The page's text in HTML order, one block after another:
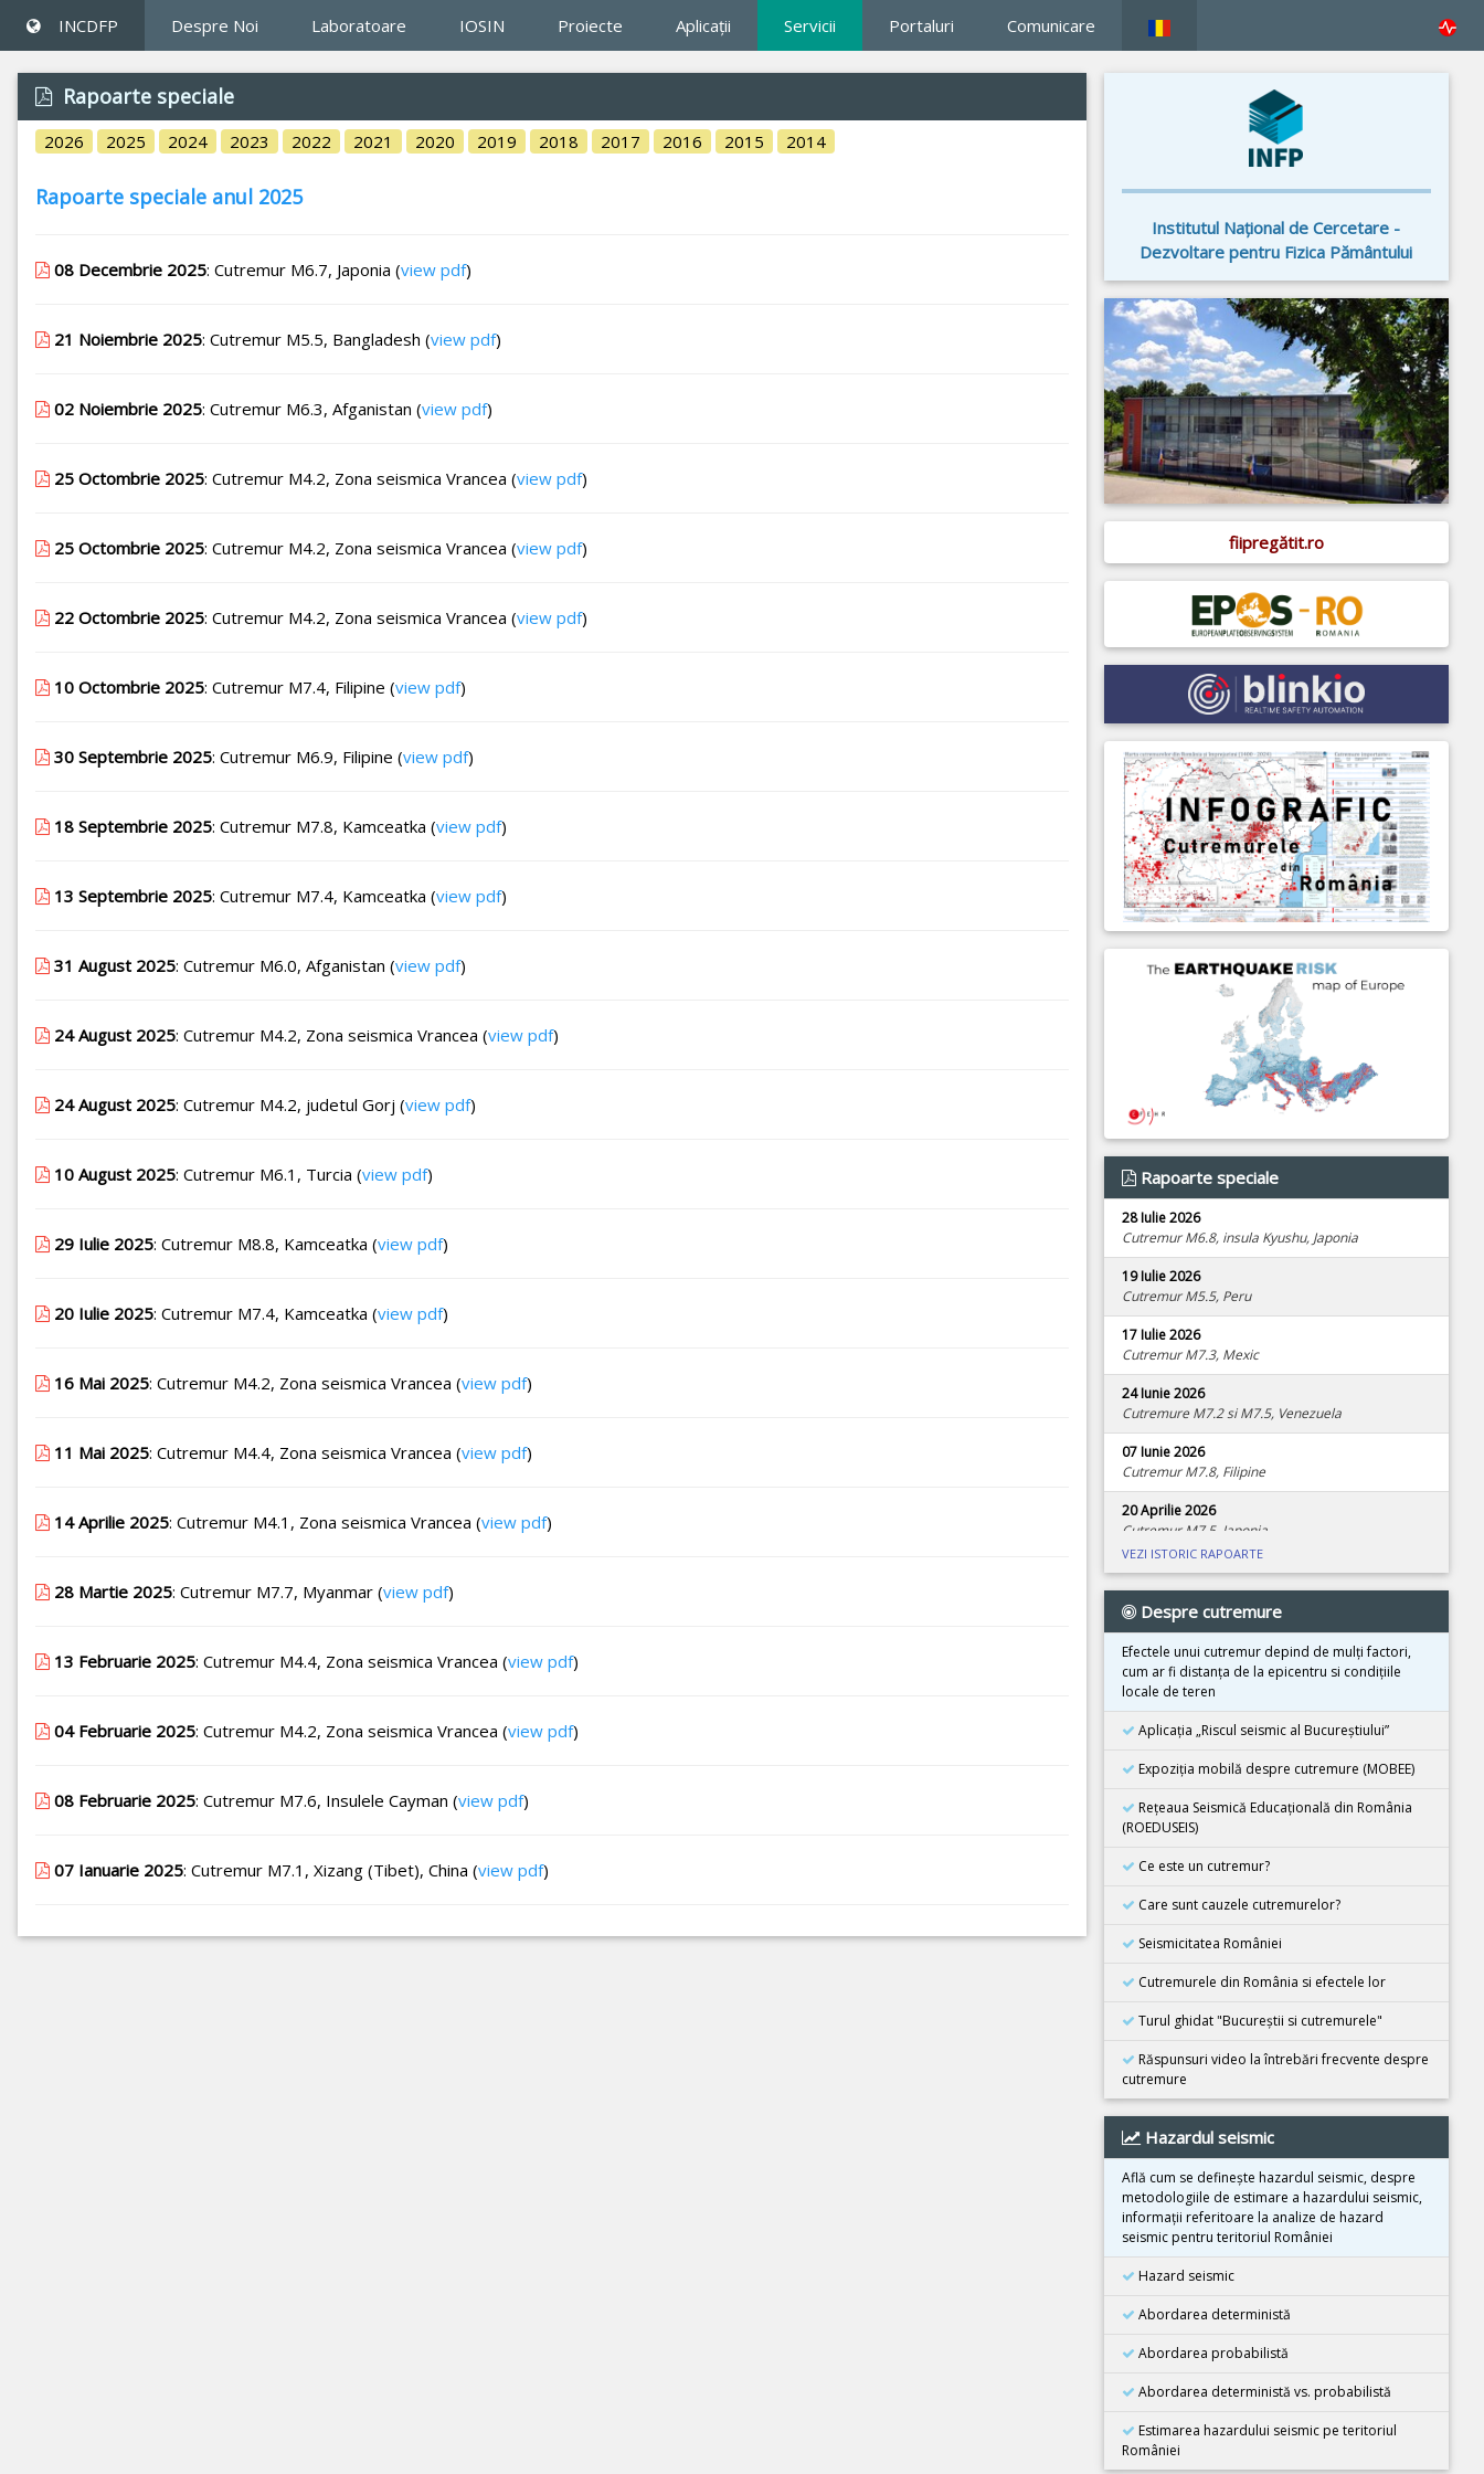
INCDFP Despre Noi Laboratoare IOSIN Proiecte Aplicaţii Servicii Portaluri Comunicare
Rapoarte speciale
2026 2025 2024 2023 2022 2021 2020 2019 2018 2017 2016 2015 2014
Rapoarte speciale anul 2025
08 Decembrie 2025: Cutremur M6.7, Japonia (view pdf)
21 Noiembrie 2025: Cutremur M5.5, Bangladesh (view pdf)
02 Noiembrie 2025: Cutremur M6.3, Afganistan (view pdf)
25 Octombrie 2025: Cutremur M4.2, Zona seismica Vrancea (view pdf)
25 Octombrie 2025: Cutremur M4.2, Zona seismica Vrancea (view pdf)
22 Octombrie 2025: Cutremur M4.2, Zona seismica Vrancea (view pdf)
10 Octombrie 2025: Cutremur M7.4, Filipine (view pdf)
30 Septembrie 2025: Cutremur M6.9, Filipine (view pdf)
18 Septembrie 2025: Cutremur M7.8, Kamceatka (view pdf)
13 Septembrie 2025: Cutremur M7.4, Kamceatka (view pdf)
31 August 2025: Cutremur M6.0, Afganistan (view pdf)
24 August 2025: Cutremur M4.2, Zona seismica Vrancea (view pdf)
24 August 2025: Cutremur M4.2, judetul Gorj (view pdf)
10 August 2025: Cutremur M6.1, Turcia (view pdf)
29 Iulie 2025: Cutremur M8.8, Kamceatka (view pdf)
20 Iulie 2025: Cutremur M7.4, Kamceatka (view pdf)
16 Mai 2025: Cutremur M4.2, Zona seismica Vrancea (view pdf)
11 Mai 2025: Cutremur M4.4, Zona seismica Vrancea (view pdf)
14 Aprilie 2025: Cutremur M4.1, Zona seismica Vrancea (view pdf)
28 Martie 2025: Cutremur M7.7, Myanmar (view pdf)
13 Februarie 2025: Cutremur M4.4, Zona seismica Vrancea (view pdf)
04 Februarie 2025: Cutremur M4.2, Zona seismica Vrancea (view pdf)
08 Februarie 2025: Cutremur M7.6, Insulele Cayman (view pdf)
07 Ianuarie 2025: Cutremur M7.1, Xizang (Tibet), China (view pdf)
Institutul Naţional de Cercetare -
Dezvoltare pentru Fizica Pământului
fiipregătit.ro
Rapoarte speciale
28 Iulie 2026
Cutremur M6.8, insula Kyushu, Japonia
19 Iulie 2026
Cutremur M5.5, Peru
17 Iulie 2026
Cutremur M7.3, Mexic
24 Iunie 2026
Cutremure M7.2 si M7.5, Venezuela
07 Iunie 2026
Cutremur M7.8, Filipine
20 Aprilie 2026
Cutremur M7.5, Japonia
08 Aprilie 2026
Cutremur M4.0, Zona seismica Vrancea
01 Aprilie 2026
Cutremur M7.4, Marea Molucca, Indonezia
30 Martie 2026
24 Martie 2026
Cutremur M7.5, Tonga
26 Februarie 2026
Cutremur M4.5, Zona seismica Vrancea
08 Decembrie 2025
Cutremur M5.5, Bangladesh
02 Noiembrie 2025
Cutremur M4.2, Zona seismica Vrancea
25 Octombrie 2025
Cutremur M4.2, Zona seismica Vrancea
22 Octombrie 2025
Cutremur M4.2, Zona seismica Vrancea
10 Octombrie 2025
Cutremur M7.4, Filipine
30 Septembrie 2025
Cutremur M7.8, Kamceatka
13 Septembrie 2025
31 August 2025
Cutremur M6.0, Afganistan
VEZI ISTORIC RAPOARTE
Despre cutremure
Efectele unui cutremur depind de mulţi factori,
cum ar fi distanţa de la epicentru si condiţiile
locale de teren
Aplicația „Riscul seismic al Bucureștiului”
Expoziţia mobilă despre cutremure (MOBEE)
Rețeaua Seismică Educațională din România
(ROEDUSEIS)
Ce este un cutremur?
Care sunt cauzele cutremurelor?
Seismicitatea României
Cutremurele din România si efectele lor
Turul ghidat "Bucureştii si cutremurele"
Răspunsuri video la întrebări frecvente despre
cutremure
Hazardul seismic
Află cum se defineşte hazardul seismic, despre
metodologiile de estimare a hazardului seismic,
informaţii referitoare la analize de hazard
seismic pentru teritoriul României
Hazard seismic
Abordarea deterministă
Abordarea probabilistă
Abordarea deterministă vs. probabilistă
Estimarea hazardului seismic pe teritoriul
României